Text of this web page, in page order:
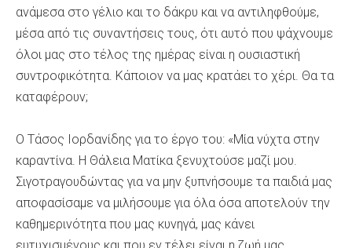
ανάμεσα στο γέλιο και το δάκρυ και να αντιληφθούμε,
μέσα από τις συναντήσεις τους, ότι αυτό που ψάχνουμε
όλοι μας στο τέλος της ημέρας είναι η ουσιαστική
συντροφικότητα. Κάποιον να μας κρατάει το χέρι. Θα τα
καταφέρουν;
Ο Τάσος Ιορδανίδης για το έργο του: «Μία νύχτα στην
καραντίνα. H Θάλεια Ματίκα ξενυχτούσε μαζί μου.
Σιγοτραγουδώντας για να μην ξυπνήσουμε τα παιδιά μας
αποφασίσαμε να μιλήσουμε για όλα όσα αποτελούν την
καθημερινότητα που μας κυνηγά, μας κάνει